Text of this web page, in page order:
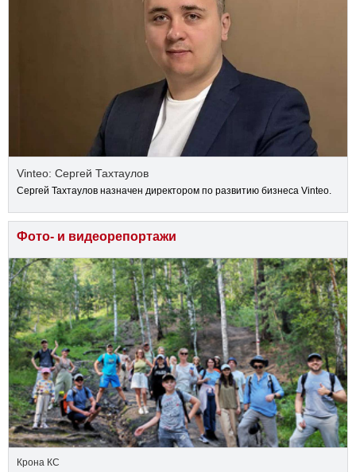
Vinteo: Сергей Тахтаулов
Сергей Тахтаулов назначен директором по развитию бизнеса Vinteo.
Фото- и видеорепортажи
Крона КС